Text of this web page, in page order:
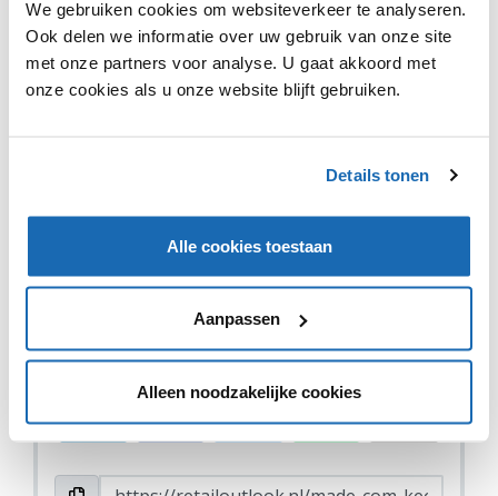
We gebruiken cookies om websiteverkeer te analyseren.
Ook delen we informatie over uw gebruik van onze site
met onze partners voor analyse. U gaat akkoord met
onze cookies als u onze website blijft gebruiken.
Details tonen
Alle cookies toestaan
Aanpassen
Alleen noodzakelijke cookies
Made.com actief en zakelijk te ondersteunen, en te
profiteren van alle voordelen van de efficiëntie die een
groter bedrijf kan bieden. “Made zal zijn eigen
merkidentiteit behouden met toegewijde teams op het